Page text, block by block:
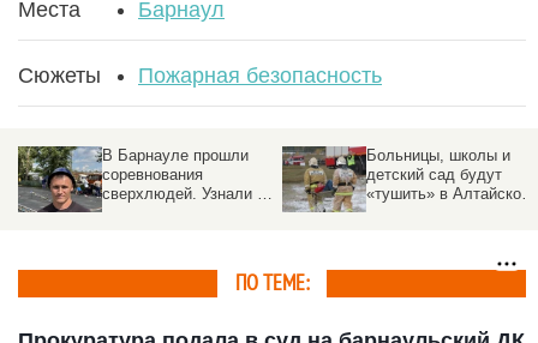
Места Барнаул
Сюжеты Пожарная безопасность
В Барнауле прошли
соревнования
сверхлюдей. Узнали у
Больницы, школы и
детский сад будут
«тушить» в Алтайском
ПО ТЕМЕ: